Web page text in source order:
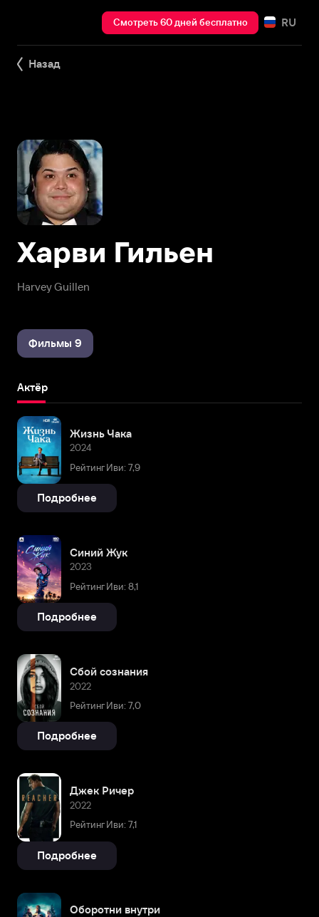
Смотреть 60 дней бесплатно RU
Назад
Harvey Guillen
Харви Гильен
Фильмы 9
Актёр
Жизнь Чака
2024
Рейтинг Иви: 7,9
Подробнее
Синий Жук
2023
Рейтинг Иви: 8,1
Подробнее
Сбой сознания
2022
Рейтинг Иви: 7,0
Подробнее
Джек Ричер
2022
Рейтинг Иви: 7,1
Подробнее
Оборотни внутри